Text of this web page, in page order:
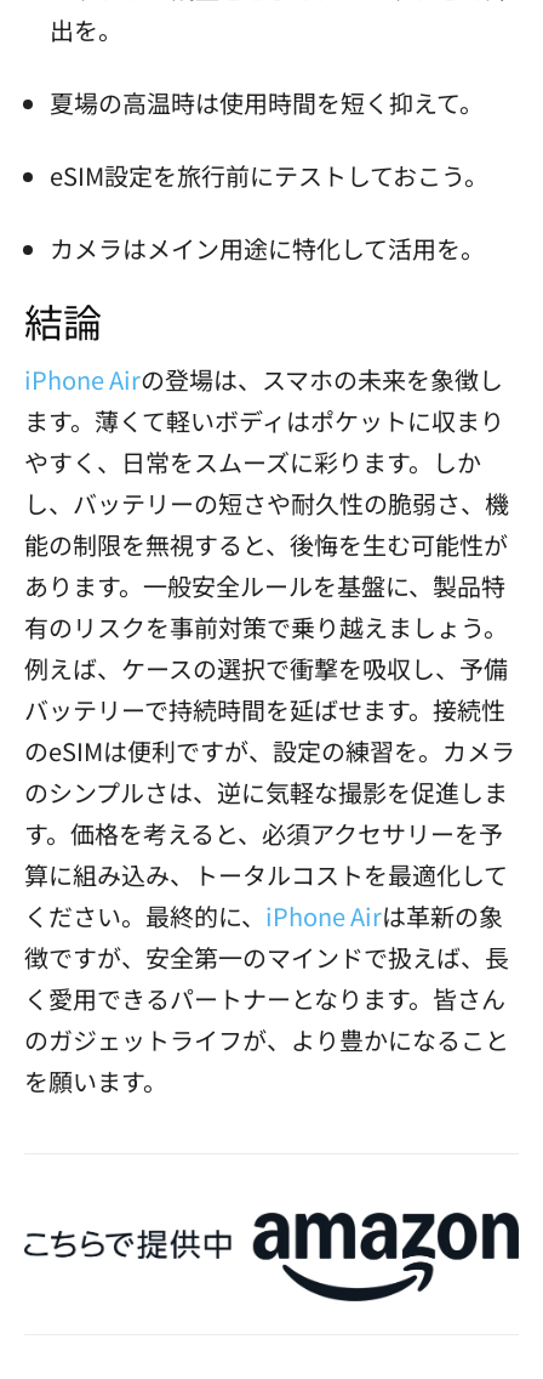
出を。
夏場の高温時は使用時間を短く抑えて。
eSIM設定を旅行前にテストしておこう。
カメラはメイン用途に特化して活用を。
結論
iPhone Airの登場は、スマホの未来を象徴し
ます。薄くて軽いボディはポケットに収まり
やすく、日常をスムーズに彩ります。しか
し、バッテリーの短さや耐久性の脆弱さ、機
能の制限を無視すると、後悔を生む可能性が
あります。一般安全ルールを基盤に、製品特
有のリスクを事前対策で乗り越えましょう。
例えば、ケースの選択で衝撃を吸収し、予備
バッテリーで持続時間を延ばせます。接続性
のeSIMは便利ですが、設定の練習を。カメラ
のシンプルさは、逆に気軽な撮影を促進しま
す。価格を考えると、必須アクセサリーを予
算に組み込み、トータルコストを最適化して
ください。最終的に、 iPhone Airは革新の象
徴ですが、安全第一のマインドで扱えば、長
く愛用できるパートナーとなります。皆さん
のガジェットライフが、より豊かになること
を願います。